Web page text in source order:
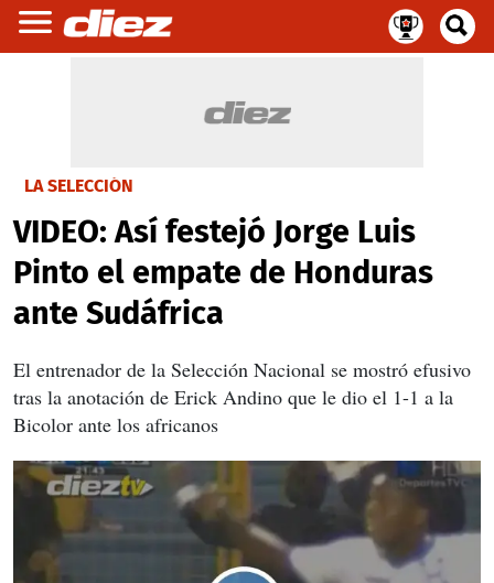
LA SELECCIÓN
VIDEO: Así festejó Jorge Luis
Pinto el empate de Honduras
ante Sudáfrica
El entrenador de la Selección Nacional se mostró efusivo
tras la anotación de Erick Andino que le dio el 1-1 a la
Bicolor ante los africanos